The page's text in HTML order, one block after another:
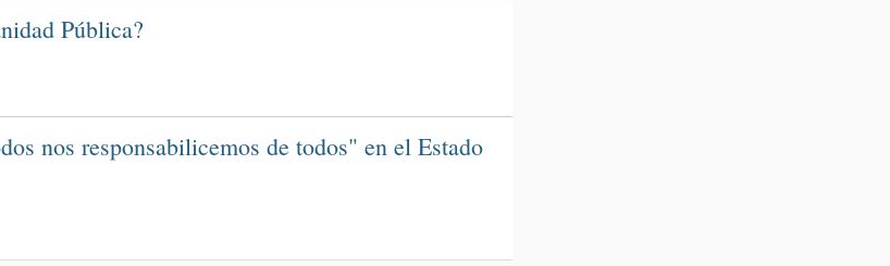
Pública?
nos responsabilicemos de todos" en el Estado